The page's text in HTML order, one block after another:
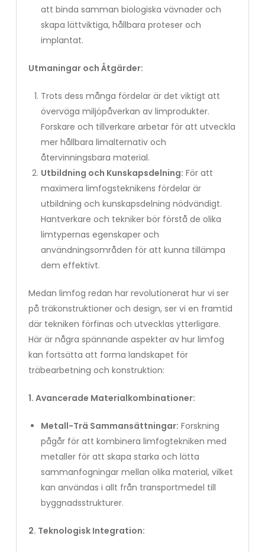
att binda samman biologiska vävnader och
skapa lättviktiga, hållbara proteser och
implantat.
Utmaningar och Åtgärder:
Trots dess många fördelar är det viktigt att
överväga miljöpåverkan av limprodukter.
Forskare och tillverkare arbetar för att utveckla
mer hållbara limalternativ och
återvinningsbara material.
Utbildning och Kunskapsdelning: För att
maximera limfogsteknikens fördelar är
utbildning och kunskapsdelning nödvändigt.
Hantverkare och tekniker bör förstå de olika
limtypernas egenskaper och
användningsområden för att kunna tillämpa
dem effektivt.
Medan limfog redan har revolutionerat hur vi ser
på träkonstruktioner och design, ser vi en framtid
där tekniken förfinas och utvecklas ytterligare.
Här är några spännande aspekter av hur limfog
kan fortsätta att forma landskapet för
träbearbetning och konstruktion:
1. Avancerade Materialkombinationer:
Metall-Trä Sammansättningar: Forskning
pågår för att kombinera limfogtekniken med
metaller för att skapa starka och lätta
sammanfogningar mellan olika material, vilket
kan användas i allt från transportmedel till
byggnadsstrukturer.
2. Teknologisk Integration: